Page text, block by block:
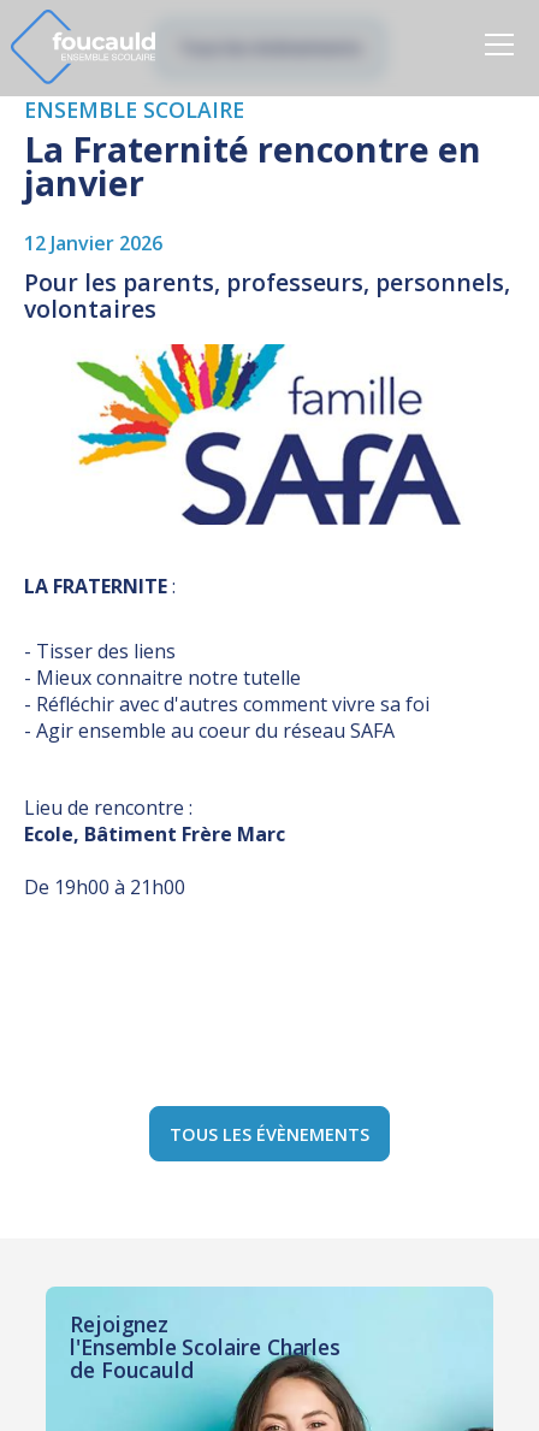
ENSEMBLE SCOLAIRE
La Fraternité rencontre en
janvier
12 Janvier 2026
Pour les parents, professeurs, personnels,
volontaires
LA FRATERNITE:
- Tisser des liens
- Mieux connaitre notre tutelle
- Réfléchir avec d'autres comment vivre sa foi
- Agir ensemble au coeur du réseau SAFA
Lieu de rencontre :
Ecole, Bâtiment Frère Marc
De 19h00 à 21h00
TOUS LES ÉVÈNEMENTS
Rejoignez
l'Ensemble Scolaire Charles
de Foucauld